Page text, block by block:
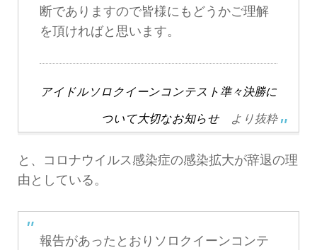
断でありますので皆様にもどうかご理解
を頂ければと思います。
アイドルソロクイーンコンテスト準々決勝に
ついて大切なお知らせより抜粋
と、コロナウイルス感染症の感染拡大が辞退の理
由としている。
報告があったとおりソロクイーンコンテ